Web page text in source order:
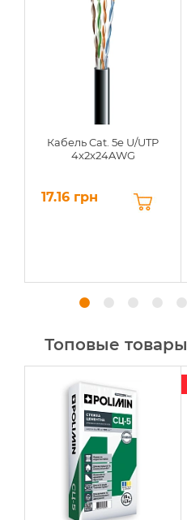
Кабель Cat. 5e U/UTP
4x2x24AWG
17.16 грн
Топовые товары